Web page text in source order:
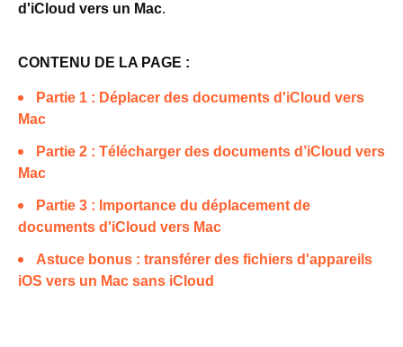
d'iCloud vers un Mac.
CONTENU DE LA PAGE :
Partie 1 : Déplacer des documents d'iCloud vers
Mac
Partie 2 : Télécharger des documents d’iCloud vers
Mac
Partie 3 : Importance du déplacement de
documents d'iCloud vers Mac
Astuce bonus : transférer des fichiers d'appareils
iOS vers un Mac sans iCloud